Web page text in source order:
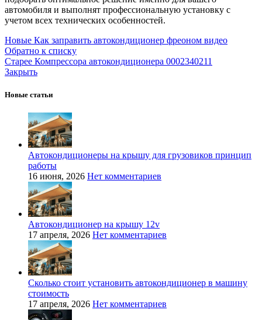
автомобиля и выполнят профессиональную установку с
учетом всех технических особенностей.
Новые Как заправить автокондиционер фреоном видео
Обратно к списку
Старее Компрессора автокондиционера 0002340211
Закрыть
Новые статьи
Автокондиционеры на крышу для грузовиков принцип
работы
16 июня, 2026 Нет комментариев
Автокондиционер на крышу 12v
17 апреля, 2026 Нет комментариев
Сколько стоит установить автокондиционер в машину
стоимость
17 апреля, 2026 Нет комментариев